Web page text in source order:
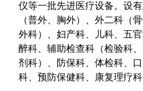
仪等一批先进医疗设备。设
（普外、胸外）、外二科（
外科）、妇产科、儿科、五
醉科、辅助检查科（检验科
剂科）、防保科、体检科、
科、预防保健科、康复理疗